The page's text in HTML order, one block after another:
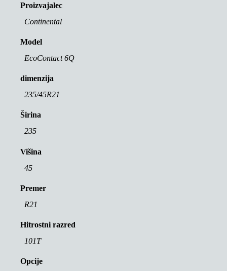
Proizvajalec
Continental
Model
EcoContact 6Q
dimenzija
235/45R21
Širina
235
Višina
45
Premer
R21
Hitrostni razred
101T
Opcije